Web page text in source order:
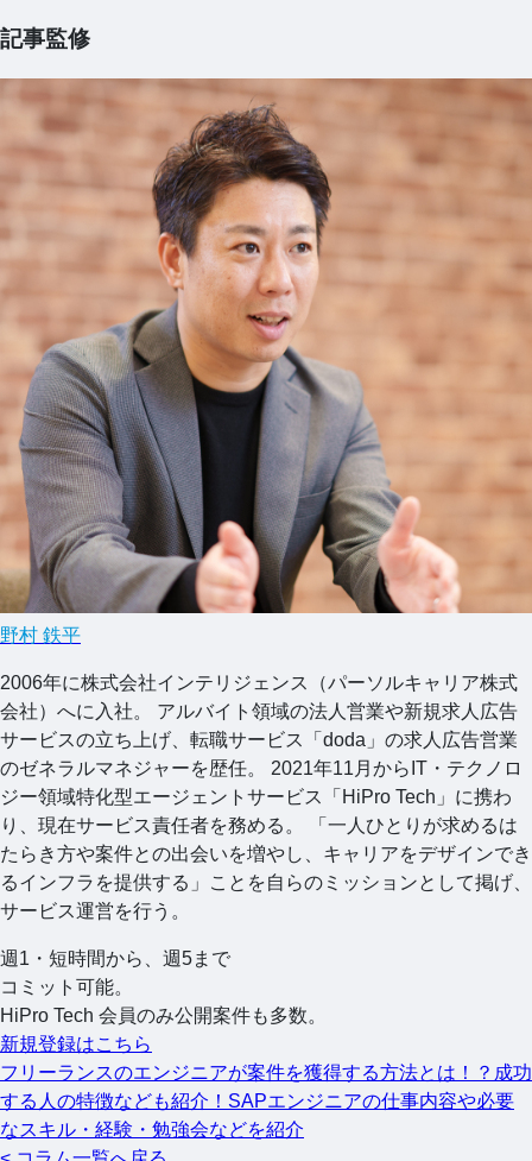
記事監修
野村 鉄平
2006年に株式会社インテリジェンス（パーソルキャリア株式
会社）へに入社。 アルバイト領域の法人営業や新規求人広告
サービスの立ち上げ、転職サービス「doda」の求人広告営業
のゼネラルマネジャーを歴任。 2021年11月からIT・テクノロ
ジー領域特化型エージェントサービス「HiPro Tech」に携わ
り、現在サービス責任者を務める。 「一人ひとりが求めるは
たらき方や案件との出会いを増やし、キャリアをデザインでき
るインフラを提供する」ことを自らのミッションとして掲げ、
サービス運営を行う。
週1・短時間から、週5まで
コミット可能。
HiPro Tech 会員のみ公開案件も多数。
新規登録はこちら
フリーランスのエンジニアが案件を獲得する方法とは！？成功
する人の特徴なども紹介！ SAPエンジニアの仕事内容や必要
なスキル・経験・勉強会などを紹介